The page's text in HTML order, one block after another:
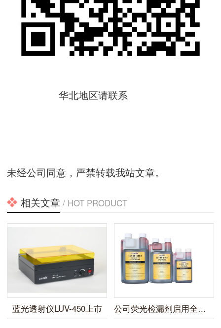
华北地区请联系
未经公司同意，严禁转载我站文章。
相关文章 / HOT PRODUCT
蓝光透射仪LUV-450上市 公司荧光检漏剂启用全新包装